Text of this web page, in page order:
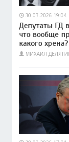
30.03.2026 19:04
Депутаты ГД
что вообще
какого хрена?
МИХАИЛ